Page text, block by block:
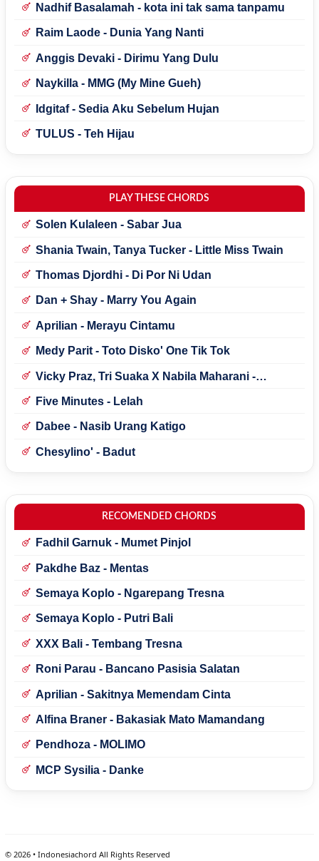
Nadhif Basalamah - kota ini tak sama tanpamu
Raim Laode - Dunia Yang Nanti
Anggis Devaki - Dirimu Yang Dulu
Naykilla - MMG (My Mine Gueh)
Idgitaf - Sedia Aku Sebelum Hujan
TULUS - Teh Hijau
PLAY THESE CHORDS
Solen Kulaleen - Sabar Jua
Shania Twain, Tanya Tucker - Little Miss Twain
Thomas Djordhi - Di Por Ni Udan
Dan + Shay - Marry You Again
Aprilian - Merayu Cintamu
Medy Parit - Toto Disko' One Tik Tok
Vicky Praz, Tri Suaka X Nabila Maharani -
Five Minutes - Lelah
Dabee - Nasib Urang Katigo
Chesylino' - Badut
RECOMENDED CHORDS
Fadhil Garnuk - Mumet Pinjol
Pakdhe Baz - Mentas
Semaya Koplo - Ngarepang Tresna
Semaya Koplo - Putri Bali
XXX Bali - Tembang Tresna
Roni Parau - Bancano Pasisia Salatan
Aprilian - Sakitnya Memendam Cinta
Alfina Braner - Bakasiak Mato Mamandang
Pendhoza - MOLIMO
MCP Sysilia - Danke
© 2026• Indonesiachord All Rights Reserved